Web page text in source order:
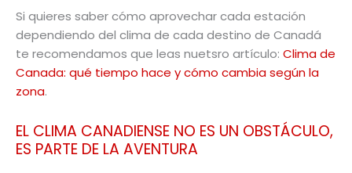
Si quieres saber cómo aprovechar cada estación
dependiendo del clima de cada destino de Canadá
te recomendamos que leas nuetsro artículo: Clima de
Canada: qué tiempo hace y cómo cambia según la
zona.
EL CLIMA CANADIENSE NO ES UN OBSTÁCULO,
ES PARTE DE LA AVENTURA